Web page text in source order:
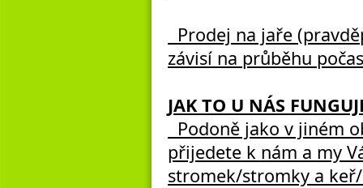
Prodej na jaře
závisí na průběhu
JAK TO U NÁS
Podoně jako v jiném
přijedete k nám a my
stromek/stromky a